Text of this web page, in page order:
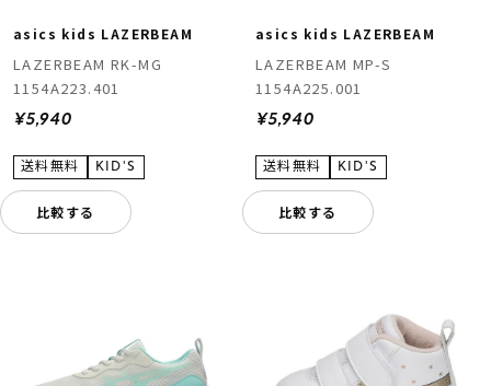
asics kids LAZERBEAM
LAZERBEAM RK-MG
1154A223.401
¥5,940
比較する
asics kids LAZERBEAM
LAZERBEAM MP-S
1154A225.001
¥5,940
比較する